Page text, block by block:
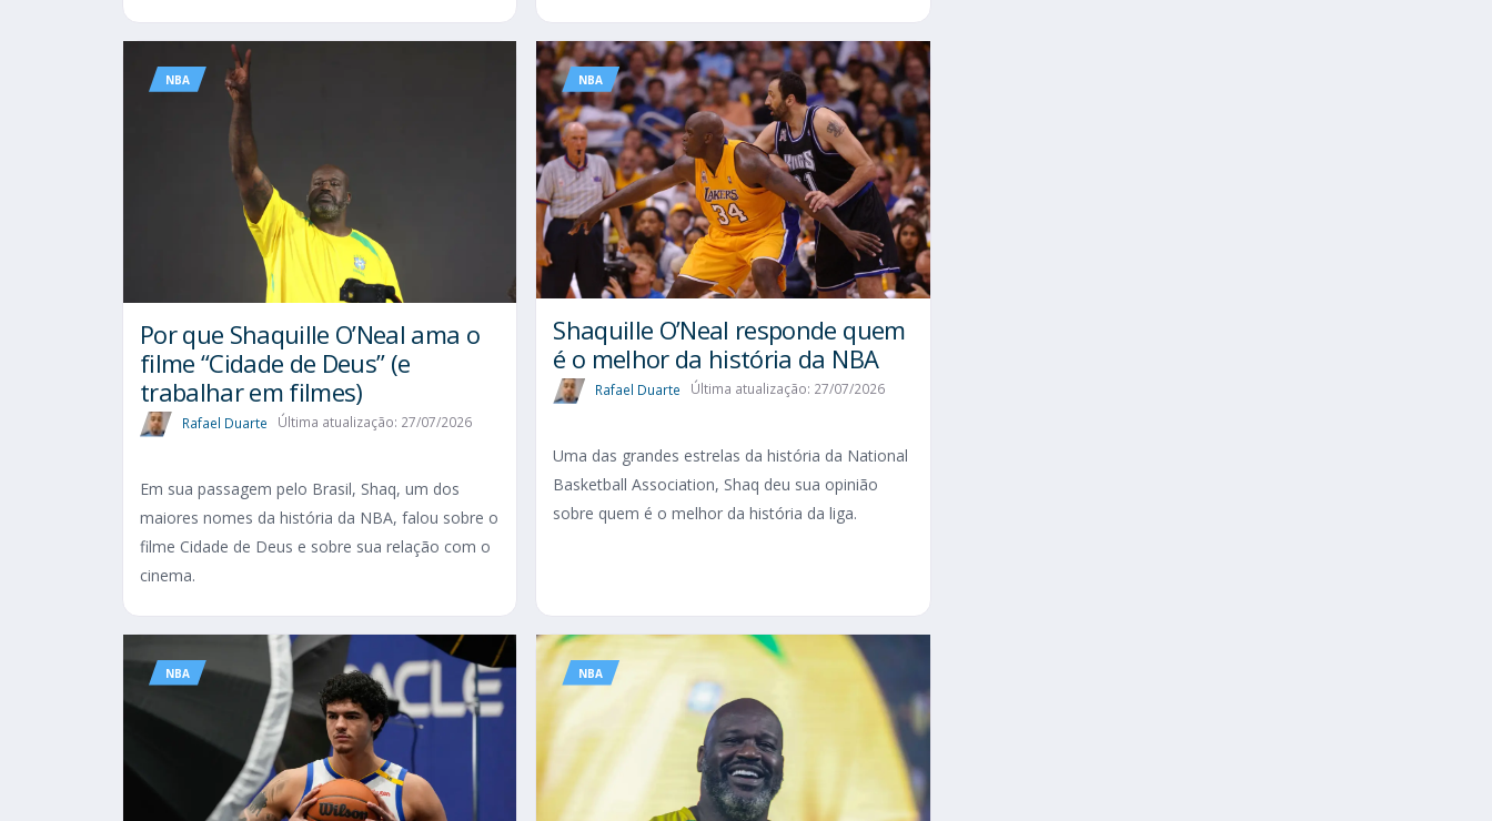
NBA
Por que Shaquille O’Neal ama o
filme “Cidade de Deus” (e
trabalhar em filmes)
Rafael Duarte Última atualização: 27/07/2026
Em sua passagem pelo Brasil, Shaq, um dos
maiores nomes da história da NBA, falou sobre o
filme Cidade de Deus e sobre sua relação com o
cinema.
NBA
Shaquille O’Neal responde quem
é o melhor da história da NBA
Rafael Duarte Última atualização: 27/07/2026
Uma das grandes estrelas da história da National
Basketball Association, Shaq deu sua opinião
sobre quem é o melhor da história da liga.
NBA NBA